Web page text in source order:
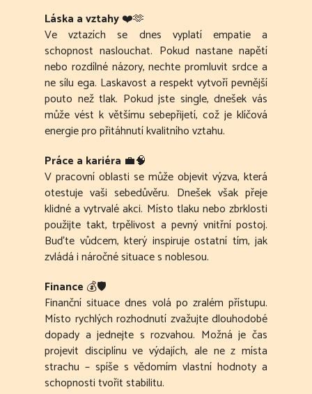
Láska a vztahy❤️🫶
Ve vztazích se dnes vyplatí empatie a
schopnost naslouchat. Pokud nastane napětí
nebo rozdílné názory, nechte promluvit srdce a
ne sílu ega. Laskavost a respekt vytvoří pevnější
pouto než tlak. Pokud jste single, dnešek vás
může vést k většímu sebepřijetí, což je klíčová
energie pro přitáhnutí kvalitního vztahu.
Práce a kariéra 💼🧠
V pracovní oblasti se může objevit výzva, která
otestuje vaši sebedůvěru. Dnešek však přeje
klidné a vytrvalé akci. Místo tlaku nebo zbrklosti
použijte takt, trpělivost a pevný vnitřní postoj.
Buďte vůdcem, který inspiruje ostatní tím, jak
zvládá i náročné situace s noblesou.
Finance 💰🛡️
Finanční situace dnes volá po zralém přístupu.
Místo rychlých rozhodnutí zvažujte dlouhodobé
dopady a jednejte s rozvahou. Možná je čas
projevit disciplínu ve výdajích, ale ne z místa
strachu – spíše s vědomím vlastní hodnoty a
schopnosti tvořit stabilitu.